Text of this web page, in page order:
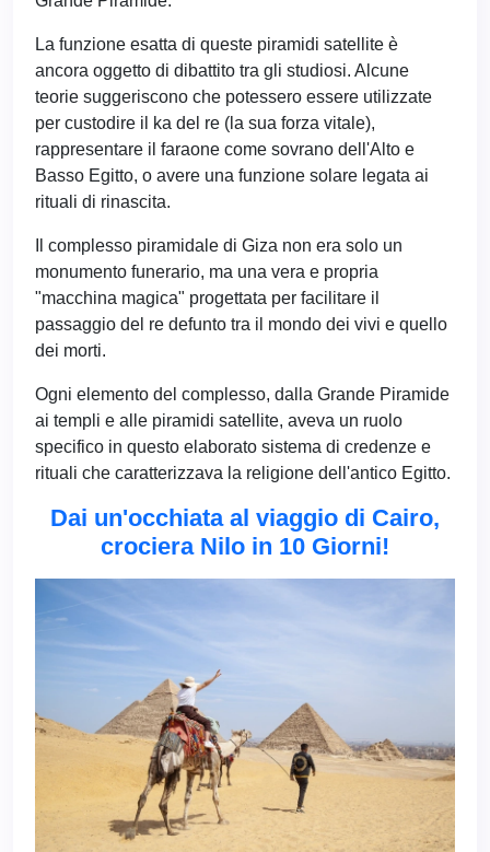
La funzione esatta di queste piramidi satellite è
ancora oggetto di dibattito tra gli studiosi. Alcune
teorie suggeriscono che potessero essere utilizzate
per custodire il ka del re (la sua forza vitale),
rappresentare il faraone come sovrano dell'Alto e
Basso Egitto, o avere una funzione solare legata ai
rituali di rinascita.
Il complesso piramidale di Giza non era solo un
monumento funerario, ma una vera e propria
"macchina magica" progettata per facilitare il
passaggio del re defunto tra il mondo dei vivi e quello
dei morti.
Ogni elemento del complesso, dalla Grande Piramide
ai templi e alle piramidi satellite, aveva un ruolo
specifico in questo elaborato sistema di credenze e
rituali che caratterizzava la religione dell'antico Egitto.
Dai un'occhiata al viaggio di Cairo,
crociera Nilo in 10 Giorni!